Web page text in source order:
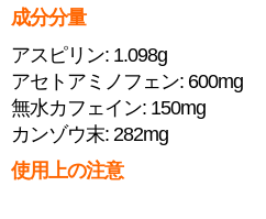
成分分量
アスピリン: 1.098g
アセトアミノフェン: 600mg
無水カフェイン: 150mg
カンゾウ末: 282mg
使用上の注意